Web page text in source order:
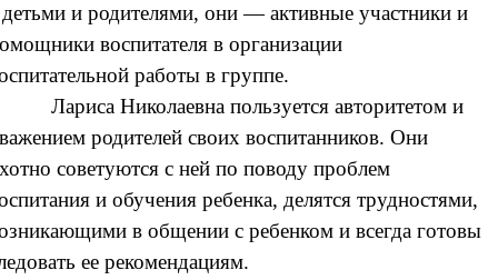
детьми и родителями, они — активные участники и
воспитателя в организации
работы в группе.
Лариса Николаевна пользуется авторитетом и
родителей своих воспитанников. Они
советуются с ней по поводу проблем
и обучения ребенка, делятся трудностями,
в общении с ребенком и всегда готовы
ее рекомендациям.